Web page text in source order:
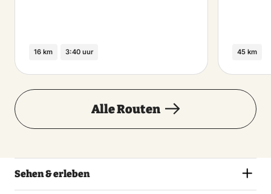
16 km 3:40 uur 45 km
Alle Routen
Sehen & erleben